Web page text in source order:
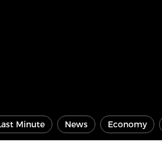
Minute News Economy